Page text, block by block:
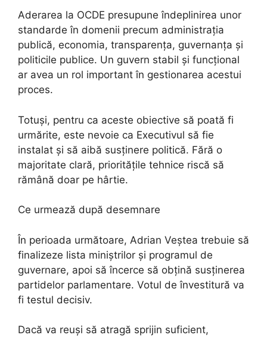
Aderarea la OCDE presupune îndeplinirea unor
standarde în domenii precum administrația
publică, economia, transparența, guvernanța și
politicile publice. Un guvern stabil și funcțional
ar avea un rol important în gestionarea acestui
proces.
Totuși, pentru ca aceste obiective să poată fi
urmărite, este nevoie ca Executivul să fie
instalat și să aibă susținere politică. Fără o
majoritate clară, prioritățile tehnice riscă să
rămână doar pe hârtie.
Ce urmează după desemnare
În perioada următoare, Adrian Veștea trebuie să
finalizeze lista miniștrilor și programul de
guvernare, apoi să încerce să obțină susținerea
partidelor parlamentare. Votul de învestitură va
fi testul decisiv.
Dacă va reuși să atragă sprijin suficient,